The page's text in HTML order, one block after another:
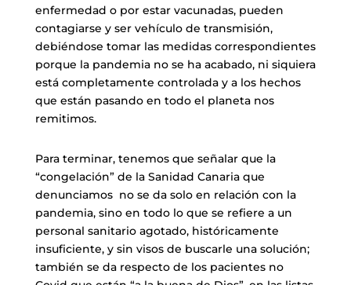
enfermedad o por estar vacunadas, pueden
contagiarse y ser vehículo de transmisión,
debiéndose tomar las medidas correspondientes
porque la pandemia no se ha acabado, ni siquiera
está completamente controlada y a los hechos
que están pasando en todo el planeta nos
remitimos.
Para terminar, tenemos que señalar que la
“congelación” de la Sanidad Canaria que
denunciamos no se da solo en relación con la
pandemia, sino en todo lo que se refiere a un
personal sanitario agotado, históricamente
insuficiente, y sin visos de buscarle una solución;
también se da respecto de los pacientes no